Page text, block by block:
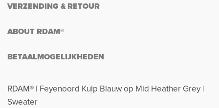
VERZENDING & RETOUR
ABOUT RDAM®
BETAALMOGELIJKHEDEN
RDAM® | Feyenoord Kuip Blauw op Mid Heather Grey |
Sweater